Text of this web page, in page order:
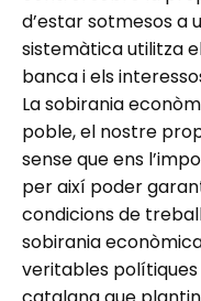
d’estar sotmesos a
sistemàtica utilitza
banca i els
La sobirania
poble, el nostre
sense que ens
per així poder
condicions de
sobirania
veritables